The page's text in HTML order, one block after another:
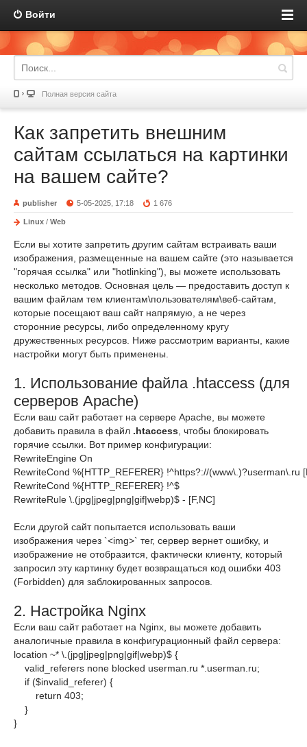
Войти
Полная версия сайта
Как запретить внешним
сайтам ссылаться на картинки
на вашем сайте?
publisher 5-05-2025, 17:18 1 676
Linux / Web
Если вы хотите запретить другим сайтам встраивать ваши
изображения, размещенные на вашем сайте (это называется
"горячая ссылка" или "hotlinking"), вы можете использовать
несколько методов. Основная цель — предоставить доступ к
вашим файлам тем клиентам\пользователям\веб-сайтам,
которые посещают ваш сайт напрямую, а не через
сторонние ресурсы, либо определенному кругу
дружественных ресурсов. Ниже рассмотрим варианты, какие
настройки могут быть применены.
1. Использование файла .htaccess (для
серверов Apache)
Если ваш сайт работает на сервере Apache, вы можете
добавить правила в файл .htaccess , чтобы блокировать
горячие ссылки. Вот пример конфигурации:
RewriteEngine On
RewriteCond %{HTTP_REFERER} !^https?://(www\.)?userman\.ru
RewriteCond %{HTTP_REFERER} !^$
Если другой сайт попытается использовать ваши
изображения через `<img>` тег, сервер вернет ошибку, и
изображение не отобразится, фактически клиенту, который
запросил эту картинку будет возвращаться код ошибки 403
(Forbidden) для заблокированных запросов.
2. Настройка Nginx
Если ваш сайт работает на Nginx, вы можете добавить
аналогичные правила в конфигурационный файл сервера:
location ~* \.(jpg|jpeg|png|gif|webp)$ {
valid_referers none blocked userman.ru *. userman.ru;
if ($invalid_referer) {
return 403;
    }
}